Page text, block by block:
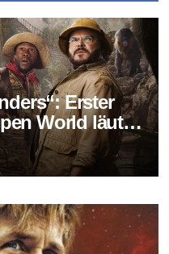
Erster
World läutet